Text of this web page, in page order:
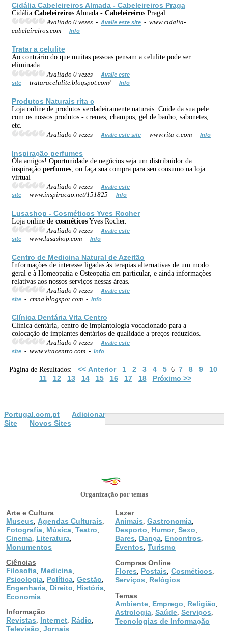
Cidália Cabeleireiros Almada - Cabeleireiros Praga
Cidália Cabeleireiros Almada - Cabeleireiros Pragal
Avaliado 0 vezes - Avalie este site - www.cidalia-
cabeleireiros.com - Info
Tratar a celulite
Ao contrário do que muitas pessoas pensam a celulite pode ser
eliminada
Avaliado 0 vezes - Avalie este
site - trataracelulite.blogspot.com/ - Info
Produtos Naturais rita c
Loja online de produtos verdadeiramente naturais. Cuide da sua pele
com os nossos produtos - cremes, champos, gel de banho, sabonetes,
etc.
Avaliado 0 vezes - Avalie este site - www.rita-c.com - Info
Inspiração perfumes
Óla amigos! Oportunidade de negócios seja um distribuidor da
inspiração perfumes , ou faça sua compra para seu consumo na loja
virtual
Avaliado 0 vezes - Avalie este
site - www.inspiracao.net/151825 - Info
Lusashop - Cosméticos Yves Rocher
Loja online de cosméticos Yves Rocher.
Avaliado 0 vezes - Avalie este
site - www.lusashop.com - Info
Centro de Medicina Natural de Azeitão
Informações de interesse ligadas às terapias alternativas de um modo
geral e à Homeopatia e Osteopatia em particular, e ainda informações
relativas aos nossos serviços nessas áreas.
Avaliado 0 vezes - Avalie este
site - cmna.blogspot.com - Info
Clínica Dentária Vita Centro
Clínica dentária, centro de implantologia vocacionado para a
colocação de implantes dentários de qualidade a preços reduzidos.
Avaliado 0 vezes - Avalie este
site - www.vitacentro.com - Info
Página de Resultados: << Anterior 1 2 3 4 56 7 8 9
10
11
12 13 14 15 16 17 18 Próximo >>
Portugal.com.pt
Adicionar
Site
Novos Sites
Organização por temas
Arte e Cultura
Museus
Agendas Culturais
Fotografia Música Teatro
Cinema Literatura
Monumentos
Ciências
Filosofia Medicina
Psicologia Política Gestão
Engenharia Direito História
Economia
Informação
Revistas
Internet Rádio
Televisão Jornais
Lazer
Animais Gastronomia
Desporto Humor, Sexo
Bares Dança Encontros
Eventos Turismo
Compras Online
Flores
Postais Cosméticos
Serviços
Relógios
Temas
Ambiente Emprego Religião
Astrologia Saúde Serviços
Tecnologias de Informação